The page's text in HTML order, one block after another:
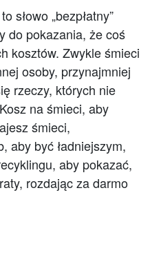
słowo „bezpłatny”
do pokazania, że ​​coś
kosztów. Zwykle śmieci
osoby, przynajmniej
rzeczy, których nie
na śmieci, aby
śmieci,
aby być ładniejszym,
aby pokazać,
rozdając za darmo